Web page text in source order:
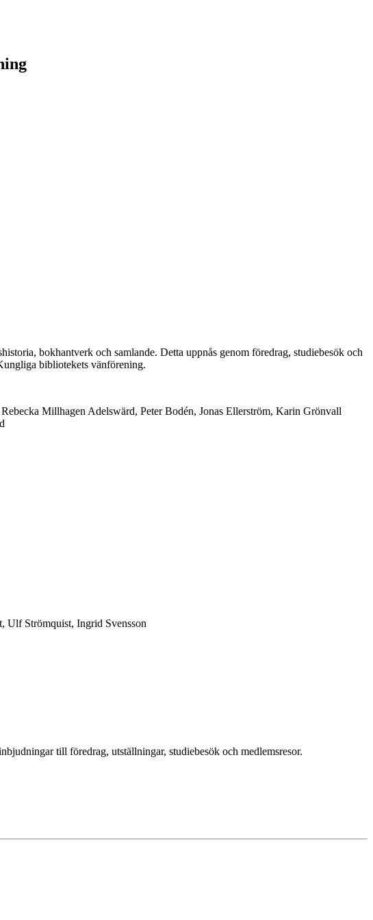
bokhantverk och samlande. Detta uppnås genom föredrag, studiebesök och
bibliotekets vänförening.
Millhagen Adelswärd, Peter Bodén, Jonas Ellerström, Karin Grönvall
Ulf Strömquist, Ingrid Svensson
till föredrag, utställningar, studiebesök och medlemsresor.